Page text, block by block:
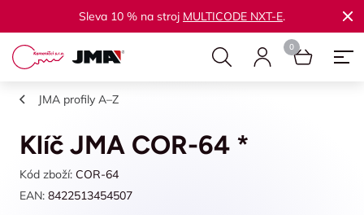
Sleva 10 % na stroj MULTICODE NXT-E.
JMA profily A–Z
Klíč JMA COR-64 *
Kód zboží: COR-64
EAN: 8422513454507